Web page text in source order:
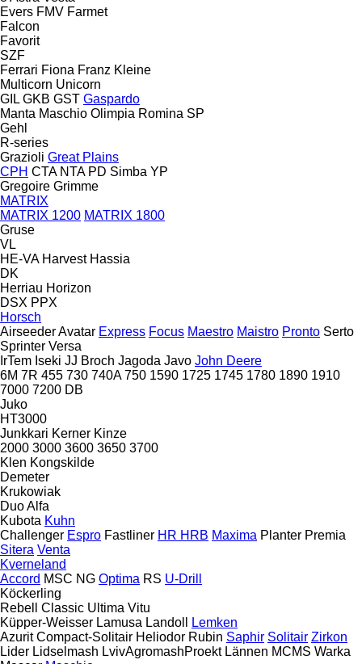
Evers FMV Farmet
Falcon
Favorit
SZF
Ferrari Fiona Franz Kleine
Multicorn Unicorn
GIL GKB GST Gaspardo
Manta Maschio Olimpia Romina SP
Gehl
R-series
Grazioli Great Plains
CPH CTA NTA PD Simba YP
Gregoire Grimme
MATRIX
MATRIX 1200 MATRIX 1800
Gruse
VL
HE-VA Harvest Hassia
DK
Herriau Horizon
DSX PPX
Horsch
AirseederAvatar Express Focus Maestro Maistro Pronto Serto
Sprinter Versa
IrTem Iseki JJ Broch Jagoda Javo John Deere
6M 7R 455 730 740A 750 1590 1725 1745 1780 1890 1910
7000 7200 DB
Juko
HT3000
Junkkari Kerner Kinze
2000 3000 3600 3650 3700
Klen Kongskilde
Demeter
Krukowiak
Duo Alfa
Kubota Kuhn
Challenger Espro Fastliner HR HRB Maxima Planter Premia
Sitera Venta
Kverneland
Accord MSC NG Optima RS U-Drill
Köckerling
Rebell Classic Ultima Vitu
Küpper-Weisser Lamusa Landoll
Lemken
Azurit Compact-Solitair Heliodor Rubin Saphir Solitair Zirkon
Lider Lidselmash LvivAgromashProekt Lännen MCMS Warka